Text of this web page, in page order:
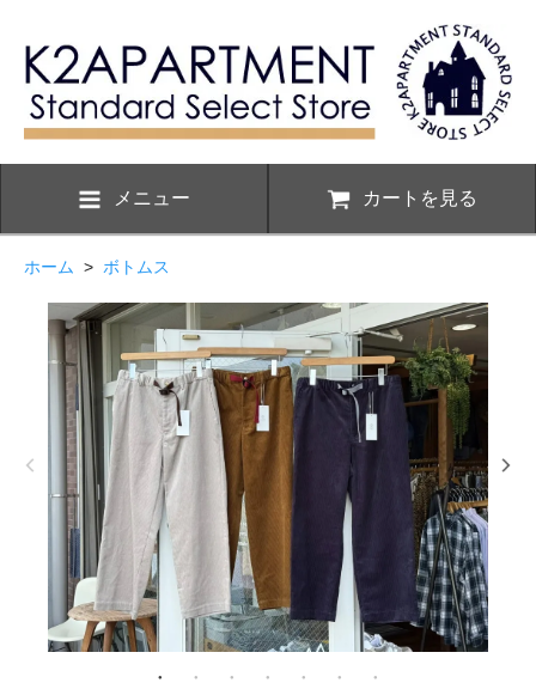
メニュー カートを見る
ホーム > ボトムス